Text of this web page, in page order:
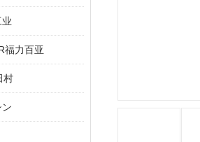
福力百亚
村